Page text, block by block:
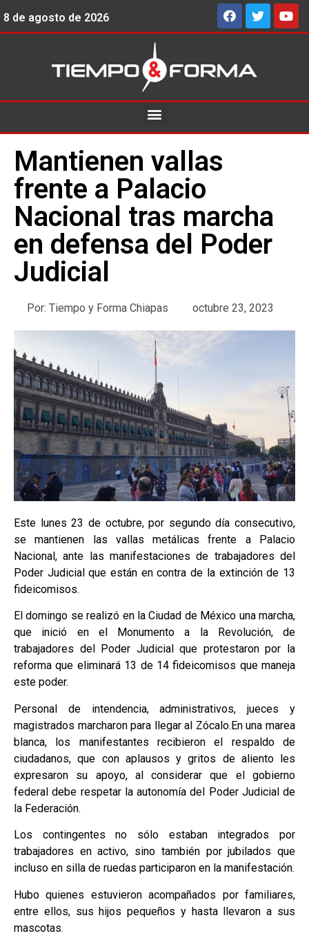
8 de agosto de 2026
Mantienen vallas
frente a Palacio
Nacional tras marcha
en defensa del Poder
Judicial
Por: Tiempo y Forma Chiapas octubre 23, 2023
Este lunes 23 de octubre, por segundo día consecutivo,
se mantienen las vallas metálicas frente a Palacio
Nacional, ante las manifestaciones de trabajadores del
Poder Judicial que están en contra de la extinción de 13
fideicomisos.
El domingo se realizó en la Ciudad de México una marcha,
que inició en el Monumento a la Revolución, de
trabajadores del Poder Judicial que protestaron por la
reforma que eliminará 13 de 14 fideicomisos que maneja
este poder.
Personal de intendencia, administrativos, jueces y
magistrados marcharon para llegar al Zócalo.En una marea
blanca, los manifestantes recibieron el respaldo de
ciudadanos, que con aplausos y gritos de aliento les
expresaron su apoyo, al considerar que el gobierno
federal debe respetar la autonomía del Poder Judicial de
la Federación.
Los contingentes no sólo estaban integrados por
trabajadores en activo, sino también por jubilados que
incluso en silla de ruedas participaron en la manifestación.
Hubo quienes estuvieron acompañados por familiares,
entre ellos, sus hijos pequeños y hasta llevaron a sus
mascotas.